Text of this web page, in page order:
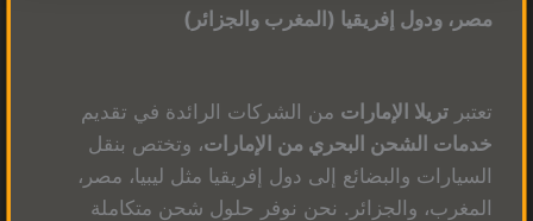
مصر، ودول إفريقيا (المغرب والجزائر)
تعتبرتريلا الإمارات من الشركات الرائدة في تقديم
خدمات الشحن البحري من الإمارات، وتختص بنقل
السيارات والبضائع إلى دول إفريقيا مثل ليبيا، مصر،
المغرب، والجزائر. نحن نوفر حلول شحن متكاملة